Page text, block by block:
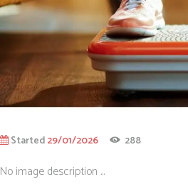
Started29/01/2026 288
No image description ...